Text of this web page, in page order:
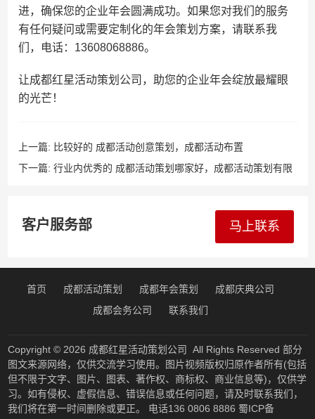
进，确保您的企业年会圆满成功。如果您对我们的服务
有任何疑问或需要定制化的年会策划方案，请联系我
们，电话：13608068886。
让成都红星活动策划公司，助您的企业年会绽放最耀眼
的光芒！
上一篇: 比较好的 成都活动创意策划，成都活动布置
下一篇: 行业内优秀的 成都活动策划哪家好，成都活动策划有限
客户服务部 马上联系
首页 成都活动策划 成都年会策划
成都庆典公司
成都会务公司
联系我们
Copyright © 2026 成都红星活动策划公司 All Rights Reserved 部分
图文来源网络，仅供交流学习使用。图片视频版权归原作者所有(包括
但不限于文字、图片、图表、著作权、商标权、商业信息等)，仅供学
习。如有侵权、虚假信息、错误信息或任何问题，请及时联系我们，
我们将在第一时间删除或更正。 电话136 0806 8886 蜀ICP备